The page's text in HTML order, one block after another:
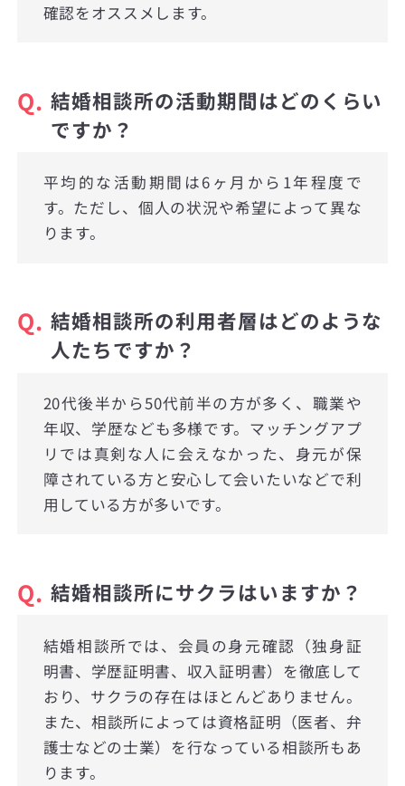
確認をオススメします。
Q. 結婚相談所の活動期間はどのくらい
ですか？
平均的な活動期間は6ヶ月から1年程度で
す。ただし、個人の状況や希望によって異な
ります。
Q. 結婚相談所の利用者層はどのような
人たちですか？
20代後半から50代前半の方が多く、職業や
年収、学歴なども多様です。マッチングアプ
リでは真剣な人に会えなかった、身元が保
障されている方と安心して会いたいなどで利
用している方が多いです。
Q. 結婚相談所にサクラはいますか？
結婚相談所では、会員の身元確認（独身証
明書、学歴証明書、収入証明書）を徹底して
おり、サクラの存在はほとんどありません。
また、相談所によっては資格証明（医者、弁
護士などの士業）を行なっている相談所もあ
ります。